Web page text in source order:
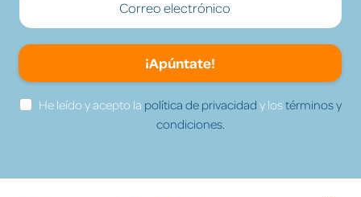
¡Apúntate!
He leído y acepto la política de privacidad y lostérminos y
condiciones.